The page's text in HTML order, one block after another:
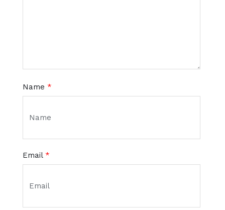
Name *
Email *